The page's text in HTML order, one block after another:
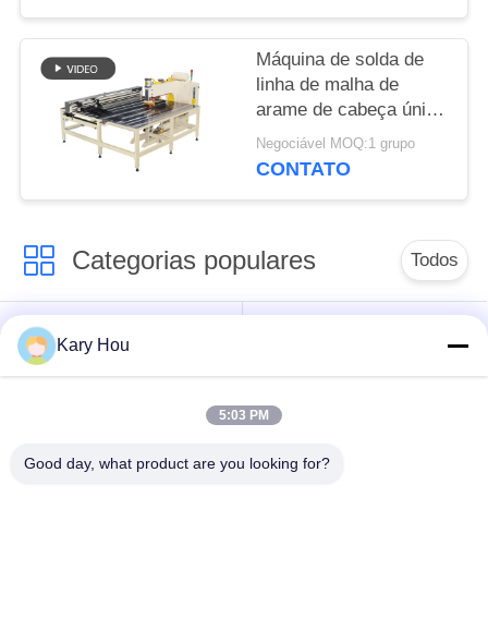
Máquina de solda de
linha de malha de
arame de cabeça única
eixo XY de alta
precisão totalmente
Negociável MOQ:1 grupo
CONTATO
Categorias populares Todos
Máquina de
soldadura do ponto
condensador
do dissipador
Kary Hou
5:03 PM
Good day, what product are you looking for?